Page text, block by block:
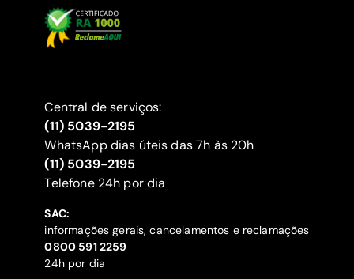
Central de serviços:
(11) 5039-2195
WhatsApp dias úteis das 7h às 20h
(11) 5039-2195
‍Telefone 24h por dia
SAC:
informações gerais, cancelamentos e reclamações
‍0800 591 2259
24h por dia